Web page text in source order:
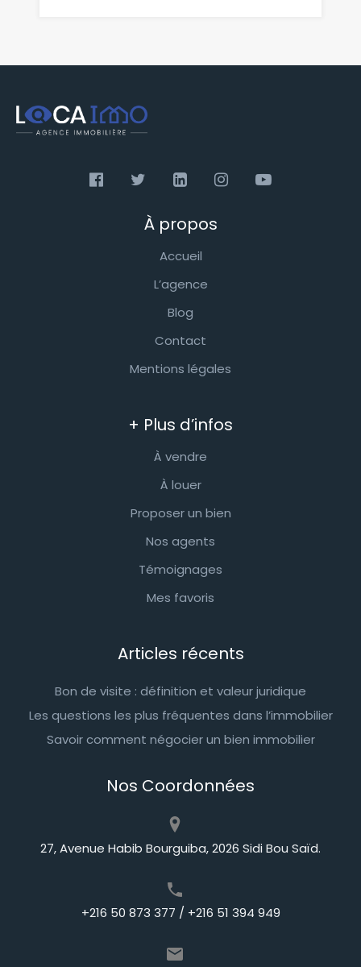
À propos
Accueil
L’agence
Blog
Contact
Mentions légales
+ Plus d’infos
À vendre
À louer
Proposer un bien
Nos agents
Témoignages
Mes favoris
Articles récents
Bon de visite : définition et valeur juridique
Les questions les plus fréquentes dans l’immobilier
Savoir comment négocier un bien immobilier
Nos Coordonnées
27, Avenue Habib Bourguiba, 2026 Sidi Bou Saïd.
+216 50 873 377 / +216 51 394 949